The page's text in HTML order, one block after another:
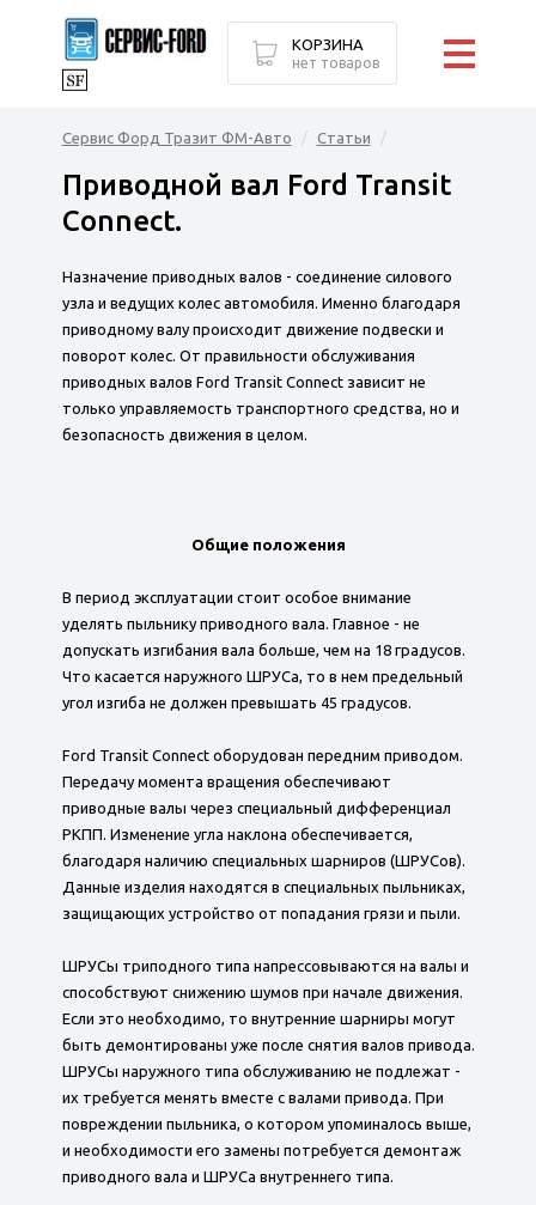
Сервис Форд Тразит ФМ-Авто Статьи
Приводной вал Ford Transit
Connect.
Назначение приводных валов - соединение силового
узла и ведущих колес автомобиля. Именно благодаря
приводному валу происходит движение подвески и
поворот колес. От правильности обслуживания
приводных валов Ford Transit Connect зависит не
только управляемость транспортного средства, но и
безопасность движения в целом.
Общие положения
В период эксплуатации стоит особое внимание
уделять пыльнику приводного вала. Главное - не
допускать изгибания вала больше, чем на 18 градусов.
Что касается наружного ШРУСа, то в нем предельный
угол изгиба не должен превышать 45 градусов.
Ford Transit Connect оборудован передним приводом.
Передачу момента вращения обеспечивают
приводные валы через специальный дифференциал
РКПП. Изменение угла наклона обеспечивается,
благодаря наличию специальных шарниров (ШРУСов).
Данные изделия находятся в специальных пыльниках,
защищающих устройство от попадания грязи и пыли.
ШРУСы триподного типа напрессовываются на валы и
способствуют снижению шумов при начале движения.
Если это необходимо, то внутренние шарниры могут
быть демонтированы уже после снятия валов привода.
ШРУСы наружного типа обслуживанию не подлежат -
их требуется менять вместе с валами привода. При
повреждении пыльника, о котором упоминалось выше,
и необходимости его замены потребуется демонтаж
приводного вала и ШРУСа внутреннего типа.
КОРЗИНА
нет товаров